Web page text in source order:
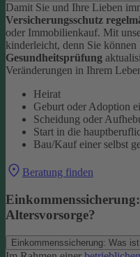
Damit Sie und Ihre Lieben
Versicherungsschutz
oder Immobilienkauf. Mit
kinderleicht, denn Sie
Gesundheitsprüfung
Veränderungen in Ihrem
Heirat
Geburt oder Adoption
Scheidung oder
Start in die
Bau/Kauf einer selbst
Beratung finden
Altersvorsorge?
Einkommenssicherung: Was